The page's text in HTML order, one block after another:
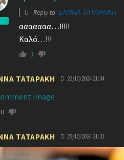
Reply to ΣΑΝΝΑ ΤΑΤΑΡΑΚΗ
ααααααα…!!!!!
Καλό…!!!
1
ΤΑΤΑΡΑΚΗ 23/10/2024 21:34
0
ΤΑΤΑΡΑΚΗ 23/10/2024 21:31